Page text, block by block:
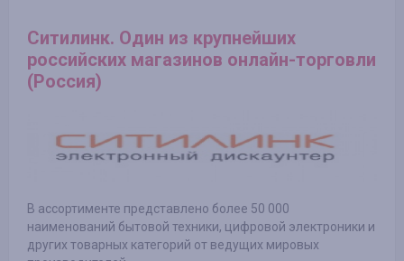
Ситилинк. Один из крупнейших
российских магазинов онлайн-торговли
(Россия)
В ассортименте представлено более 50 000
наименований бытовой техники, цифровой электроники и
других товарных категорий от ведущих мировых